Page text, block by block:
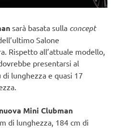
sarà basata sulla concept
Salone
Rispetto all’attuale modello,
presentarsi al
lunghezza e quasi 17
nuova Mini Clubman
di lunghezza, 184 cm di